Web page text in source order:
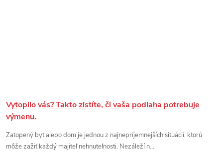
Vytopilo vás? Takto zistíte, či vaša podlaha potrebuje
výmenu.
Zatopený byt alebo dom je jednou z najnepríjemnejších situácií, ktorú
môže zažiť každý majiteľ nehnuteľnosti. Nezáleží n...